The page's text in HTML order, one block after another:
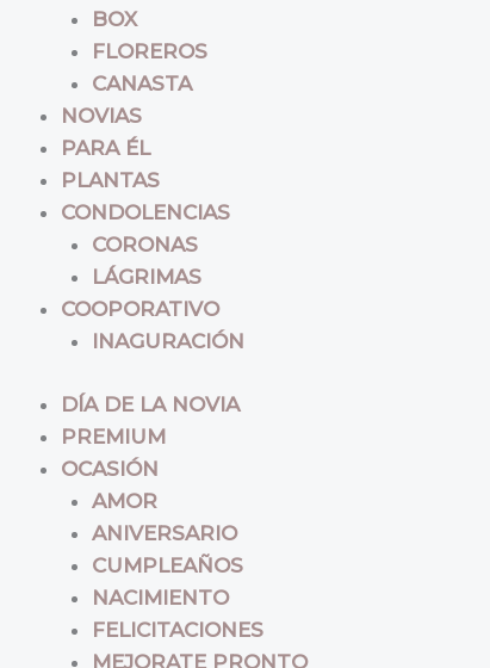
BOX
FLOREROS
CANASTA
NOVIAS
PARA ÉL
PLANTAS
CONDOLENCIAS
CORONAS
LÁGRIMAS
COOPORATIVO
INAGURACIÓN
DÍA DE LA NOVIA
PREMIUM
OCASIÓN
AMOR
ANIVERSARIO
CUMPLEAÑOS
NACIMIENTO
FELICITACIONES
MEJORATE PRONTO